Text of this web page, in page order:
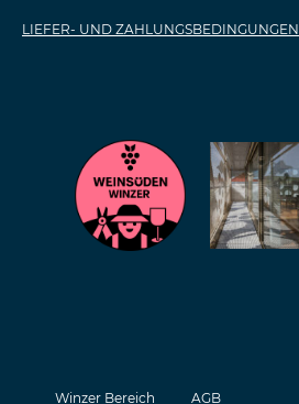
LIEFER- UND ZAHLUNGSBEDINGUNGEN
Winzer Bereich AGB